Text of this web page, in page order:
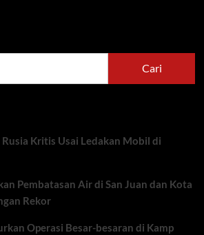
Cari
Kritis Usai Ledakan Mobil di
Pembatasan Air di San Juan dan Kota
Rekor
Operasi Besar-besaran di Kamp